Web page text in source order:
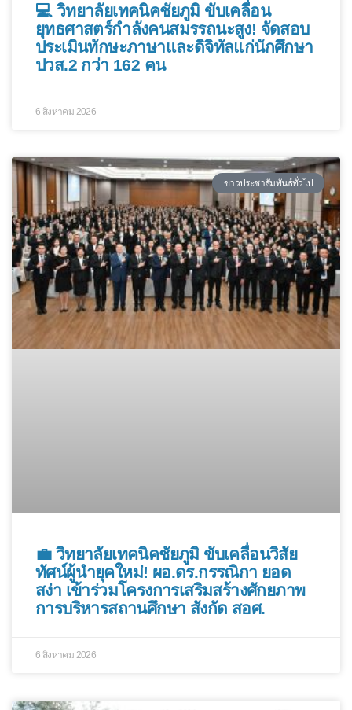
💻 วิทยาลัยเทคนิคชัยภูมิ ขับเคลื่อน
ยุทธศาสตร์กำลังคนสมรรถนะสูง! จัดสอบ
ประเมินทักษะภาษาและดิจิทัลแก่นักศึกษา
ปวส.2 กว่า 162 คน
6 สิงหาคม 2026
ข่าวประชาสัมพันธ์ทั่วไป
💼 วิทยาลัยเทคนิคชัยภูมิ ขับเคลื่อนวิสัย
ทัศน์ผู้นำยุคใหม่! ผอ.ดร.กรรณิกา ยอด
สง่า เข้าร่วมโครงการเสริมสร้างศักยภาพ
การบริหารสถานศึกษา สังกัด สอศ.
6 สิงหาคม 2026